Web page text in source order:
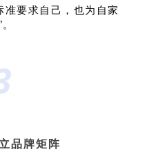
要求自己，也为自家
品牌矩阵